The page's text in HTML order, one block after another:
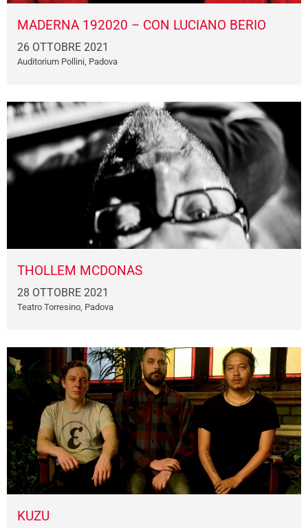
MADERNA 192020 – CON LUCIANO BERIO
26 OTTOBRE 2021
Auditorium Pollini, Padova
THOLLEM MCDONAS
28 OTTOBRE 2021
Teatro Torresino, Padova
KUZU